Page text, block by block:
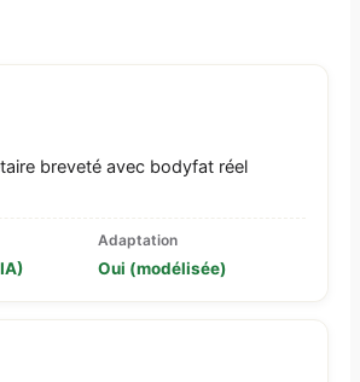
breveté avec bodyfat réel
Adaptation
Oui (modélisée)